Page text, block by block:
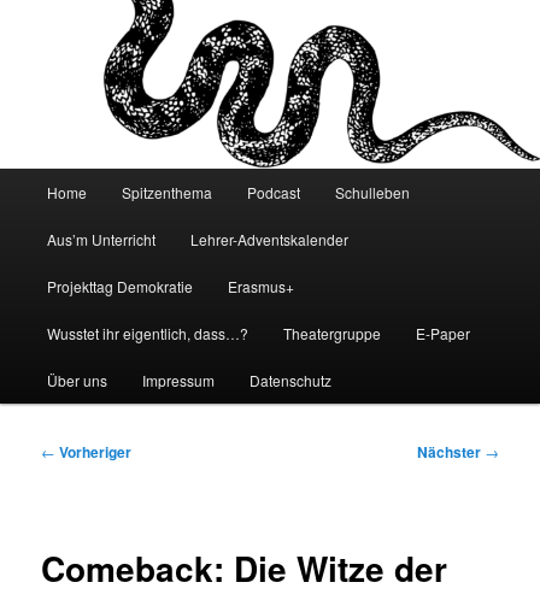
Home Spitzenthema Podcast Schulleben
Aus’m Unterricht Lehrer-Adventskalender
Projekttag Demokratie Erasmus+
Wusstet ihr eigentlich, dass…? Theatergruppe E-Paper
Über uns Impressum Datenschutz
Beitragsnavigation
← Vorheriger Nächster →
Comeback: Die Witze der